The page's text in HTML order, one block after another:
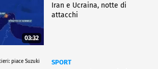
03:32
Iran e Ucraina, notte di
attacchi
SPORT